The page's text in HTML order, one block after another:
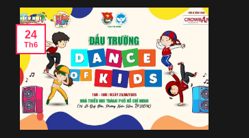
24
Th6